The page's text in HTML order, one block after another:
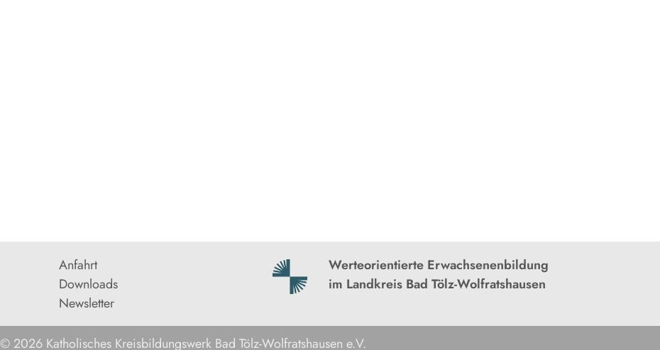
Anfahrt
Downloads
Newsletter
Werteorientierte Erwachsenenbildung
im Landkreis Bad Tölz-Wolfratshausen
© 2026 Katholisches Kreisbildungswerk Bad Tölz-Wolfratshausen e.V.